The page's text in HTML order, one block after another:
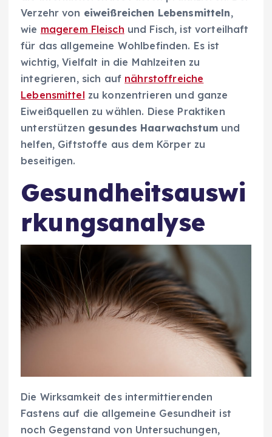
Verzehr von eiweißreichen Lebensmitteln,
wie magerem Fleisch und Fisch, ist vorteilhaft
für das allgemeine Wohlbefinden. Es ist
wichtig, Vielfalt in die Mahlzeiten zu
integrieren, sich auf nährstoffreiche
Lebensmittel zu konzentrieren und ganze
Eiweißquellen zu wählen. Diese Praktiken
unterstützen gesundes Haarwachstumund
helfen, Giftstoffe aus dem Körper zu
beseitigen.
Gesundheitsauswi
rkungsanalyse
Die Wirksamkeit des intermittierenden
Fastens auf die allgemeine Gesundheit ist
noch Gegenstand von Untersuchungen,